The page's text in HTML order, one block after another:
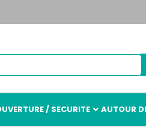
/ SECURITE AUTOUR